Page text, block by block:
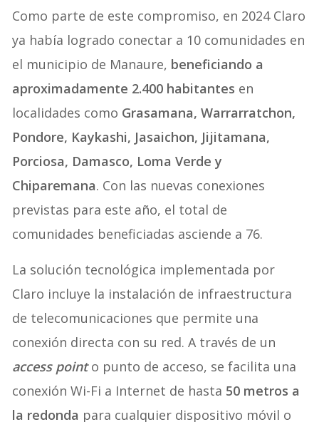
Como parte de este compromiso, en 2024 Claro
ya había logrado conectar a 10 comunidades en
el municipio de Manaure, beneficiando a
aproximadamente 2.400 habitantes en
localidades como Grasamana, Warrarratchon,
Pondore, Kaykashi, Jasaichon, Jijitamana,
Porciosa, Damasco, Loma Verde y
Chiparemana. Con las nuevas conexiones
previstas para este año, el total de
comunidades beneficiadas asciende a 76.
La solución tecnológica implementada por
Claro incluye la instalación de infraestructura
de telecomunicaciones que permite una
conexión directa con su red. A través de un
access point o punto de acceso, se facilita una
conexión Wi-Fi a Internet de hasta 50 metros a
la redonda para cualquier dispositivo móvil o